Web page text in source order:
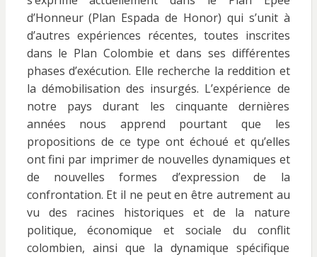
d’Honneur (Plan Espada de Honor) qui s’unit à
d’autres expériences récentes, toutes inscrites
dans le Plan Colombie et dans ses différentes
phases d’exécution. Elle recherche la reddition et
la démobilisation des insurgés. L’expérience de
notre pays durant les cinquante dernières
années nous apprend pourtant que les
propositions de ce type ont échoué et qu’elles
ont fini par imprimer de nouvelles dynamiques et
de nouvelles formes d’expression de la
confrontation. Et il ne peut en être autrement au
vu des racines historiques et de la nature
politique, économique et sociale du conflit
colombien, ainsi que la dynamique spécifique